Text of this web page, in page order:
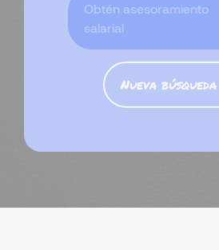
Obtén asesoramiento
salarial
Nueva búsqueda